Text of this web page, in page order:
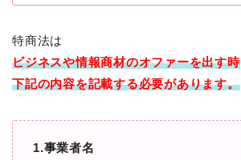
特商法は
ビジネスや情報商材のオファーを出す時
下記の内容を記載する必要があります。
1.事業者名